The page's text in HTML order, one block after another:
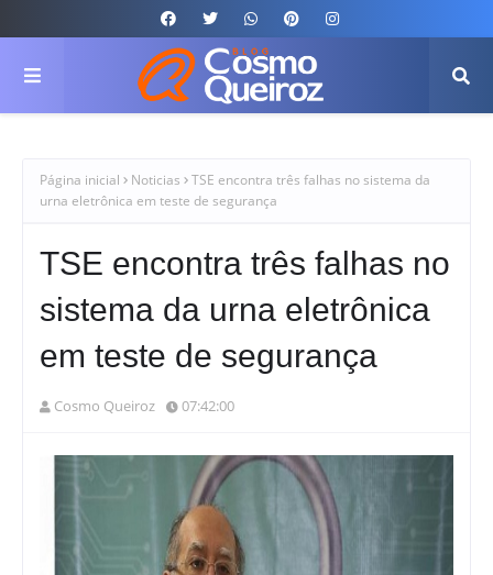
Página inicial Noticias
TSE encontra três falhas no sistema da
urna eletrônica em teste de segurança
TSE encontra três falhas no
sistema da urna eletrônica
em teste de segurança
Cosmo Queiroz 07:42:00